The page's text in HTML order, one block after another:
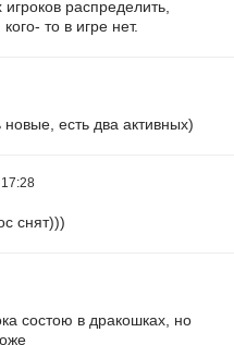
распределить,
то в игре нет.
есть два активных)
снят)))
состою в дракошках, но